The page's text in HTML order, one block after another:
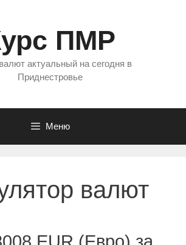
ПМР
актуальный на сегодня в
Приднестровье
Меню
валют